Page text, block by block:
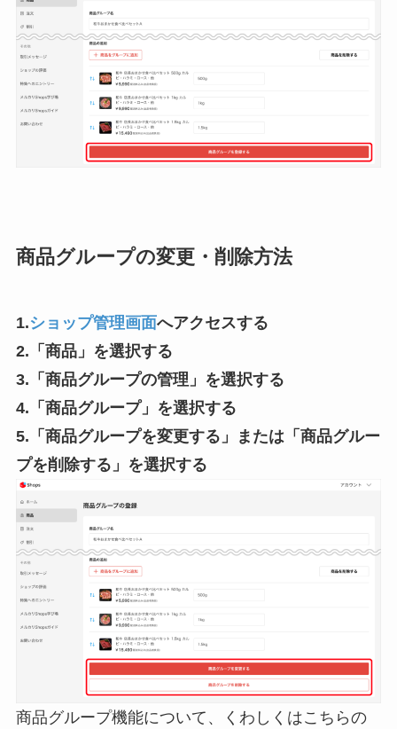
商品グループの変更・削除方法
1.ショップ管理画面へアクセスする
2.「商品」を選択する
3.「商品グループの管理」を選択する
4.「商品グループ」を選択する
5.「商品グループを変更する」または「商品グルー
プを削除する」を選択する
商品グループ機能について、くわしくはこちらの